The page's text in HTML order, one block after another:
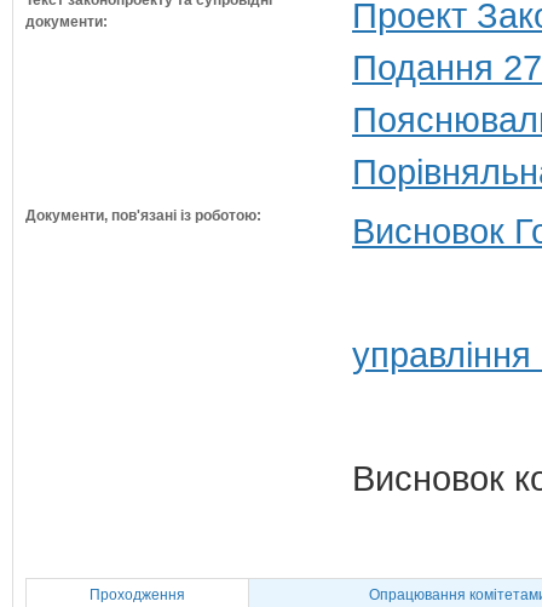
документи:
Проект
Подання
Документи, пов'язані із роботою: Висновок
Висновок
Проходження Опрацювання